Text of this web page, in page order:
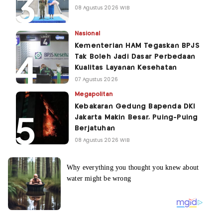
08 Agustus 2026 WIB
Nasional
Kementerian HAM Tegaskan BPJS
Tak Boleh Jadi Dasar Perbedaan
Kualitas Layanan Kesehatan
07 Agustus 2026
Megapolitan
Kebakaran Gedung Bapenda DKI
Jakarta Makin Besar, Puing-Puing
Berjatuhan
08 Agustus 2026 WIB